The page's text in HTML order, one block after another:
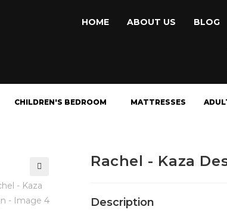
HOME ABOUT US BLOG
CHILDREN'S BEDROOM MATTRESSES
🔍
Rachel - Kaza
Description